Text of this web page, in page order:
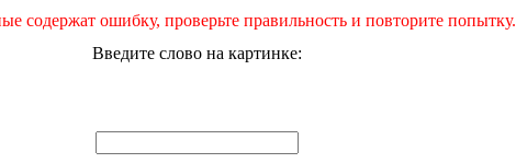
содержат ошибку, проверьте правильность и повторите попытку.
Введите слово на картинке: